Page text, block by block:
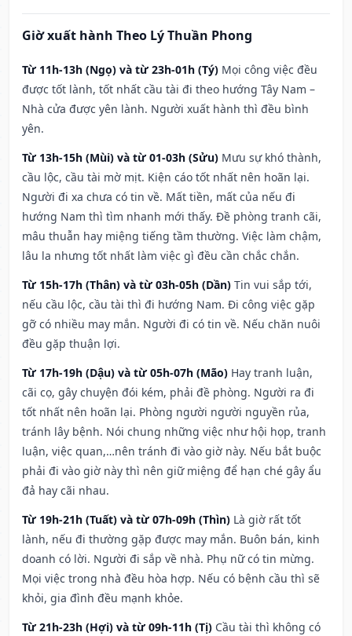
Giờ xuất hành Theo Lý Thuần Phong
Từ 11h-13h (Ngọ) và từ 23h-01h (Tý) Mọi công việc đều
được tốt lành, tốt nhất cầu tài đi theo hướng Tây Nam –
Nhà cửa được yên lành. Người xuất hành thì đều bình
yên.
Từ 13h-15h (Mùi) và từ 01-03h (Sửu) Mưu sự khó thành,
cầu lộc, cầu tài mờ mịt. Kiện cáo tốt nhất nên hoãn lại.
Người đi xa chưa có tin về. Mất tiền, mất của nếu đi
hướng Nam thì tìm nhanh mới thấy. Đề phòng tranh cãi,
mâu thuẫn hay miệng tiếng tầm thường. Việc làm chậm,
lâu la nhưng tốt nhất làm việc gì đều cần chắc chắn.
Từ 15h-17h (Thân) và từ 03h-05h (Dần) Tin vui sắp tới,
nếu cầu lộc, cầu tài thì đi hướng Nam. Đi công việc gặp
gỡ có nhiều may mắn. Người đi có tin về. Nếu chăn nuôi
đều gặp thuận lợi.
Từ 17h-19h (Dậu) và từ 05h-07h (Mão) Hay tranh luận,
cãi cọ, gây chuyện đói kém, phải đề phòng. Người ra đi
tốt nhất nên hoãn lại. Phòng người người nguyền rủa,
tránh lây bệnh. Nói chung những việc như hội họp, tranh
luận, việc quan,…nên tránh đi vào giờ này. Nếu bắt buộc
phải đi vào giờ này thì nên giữ miệng để hạn ché gây ẩu
đả hay cãi nhau.
Từ 19h-21h (Tuất) và từ 07h-09h (Thìn) Là giờ rất tốt
lành, nếu đi thường gặp được may mắn. Buôn bán, kinh
doanh có lời. Người đi sắp về nhà. Phụ nữ có tin mừng.
Mọi việc trong nhà đều hòa hợp. Nếu có bệnh cầu thì sẽ
khỏi, gia đình đều mạnh khỏe.
Từ 21h-23h (Hợi) và từ 09h-11h (Tị) Cầu tài thì không có